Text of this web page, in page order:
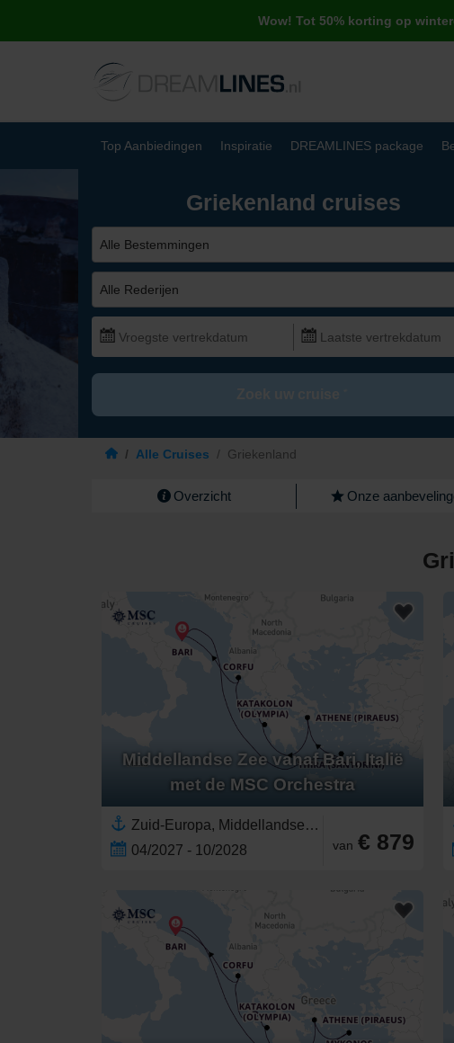
Wow! Tot 50% korting op
Top Aanbiedingen Inspiratie DREAMLINES package
Griekenland cruises
Alle Bestemmingen
Alle Rederijen
/ Alle Cruises / Griekenland
Overzicht Onze
Middellandse Zee vanaf Bari, Italië
met de MSC Orchestra
Zuid-Europa, Middellandse Zee,Europa,Griekenland,Oostelijke Middellandse Zee,Griekse Eilanden,Westelijke Middellandse Zee,Santorini,Adriatische Zee,Corfu,Italië,Zuid-Italië
04/2027 - 10/2028
van € 879